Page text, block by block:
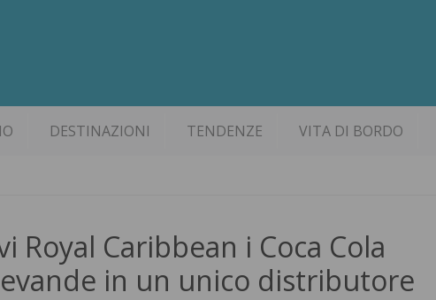
DESTINAZIONI TENDENZE VITA DI BORDO
Royal Caribbean i Coca Cola
in un unico distributore